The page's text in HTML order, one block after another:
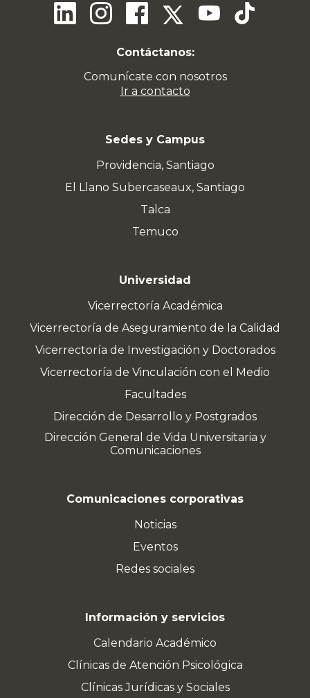
Contáctanos:
Comunícate con nosotros
Ir a contacto
Sedes y Campus
Providencia, Santiago
El Llano Subercaseaux, Santiago
Talca
Temuco
Universidad
Vicerrectoría Académica
Vicerrectoría de Aseguramiento de la Calidad
Vicerrectoría de Investigación y Doctorados
Vicerrectoría de Vinculación con el Medio
Facultades
Dirección de Desarrollo y Postgrados
Dirección General de Vida Universitaria y
Comunicaciones
Comunicaciones corporativas
Noticias
Eventos
Redes sociales
Información y servicios
Calendario Académico
Clínicas de Atención Psicológica
Clínicas Jurídicas y Sociales